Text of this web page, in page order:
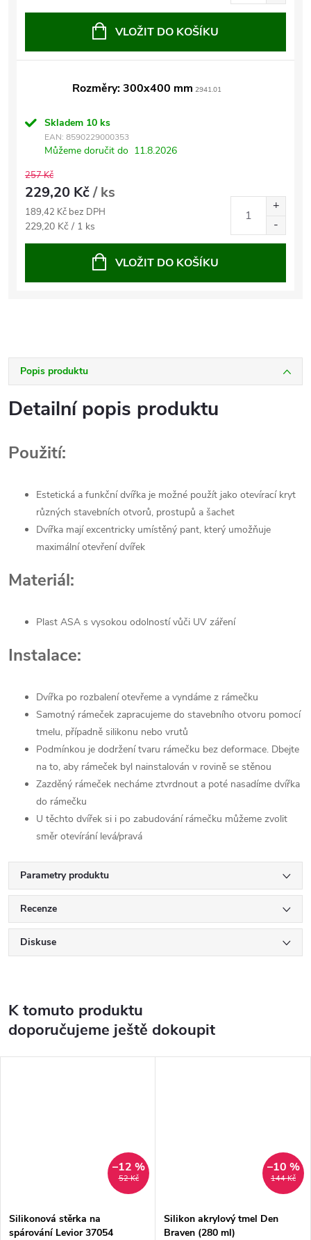
cena:
VLOŽIT DO KOŠÍKU
Rozměry: 300x400 mm 2941.01
Skladem 10 ks
EAN: 8590229000353
Můžeme doručit do 11.8.2026
257 Kč
229,20 Kč/ ks
189,42 Kč bez DPH
Měrná
cena:
229,20 Kč / 1 ks
VLOŽIT DO KOŠÍKU
Popis produktu
Detailní popis produktu
Použití:
Estetická a funkční dvířka je možné použít jako otevírací kryt
různých stavebních otvorů, prostupů a šachet
Dvířka mají excentricky umístěný pant, který umožňuje
maximální otevření dvířek
Materiál:
Plast ASA s vysokou odolností vůči UV záření
Instalace:
Dvířka po rozbalení otevřeme a vyndáme z rámečku
Samotný rámeček zapracujeme do stavebního otvoru pomocí
tmelu, případně silikonu nebo vrutů
Podmínkou je dodržení tvaru rámečku bez deformace. Dbejte
na to, aby rámeček byl nainstalován v rovině se stěnou
Zazděný rámeček necháme ztvrdnout a poté nasadíme dvířka
do rámečku
U těchto dvířek si i po zabudování rámečku můžeme zvolit
směr otevírání levá/pravá
Parametry produktu
Recenze
Diskuse
K tomuto produktu
doporučujeme ještě dokoupit
52 Kč
–12 %
Silikonová stěrka na
spárování Levior 37054
144 Kč
–10 %
Silikon akrylový tmel Den
Braven (280 ml)